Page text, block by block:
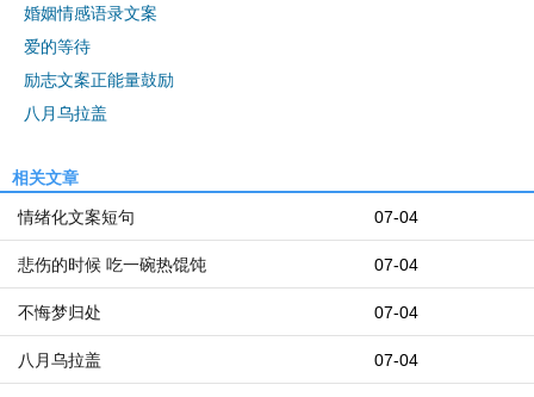
婚姻情感语录文案
爱的等待
励志文案正能量鼓励
八月乌拉盖
相关文章
07-04
情绪化文案短句
07-04
悲伤的时候 吃一碗热馄饨
07-04
不悔梦归处
07-04
八月乌拉盖